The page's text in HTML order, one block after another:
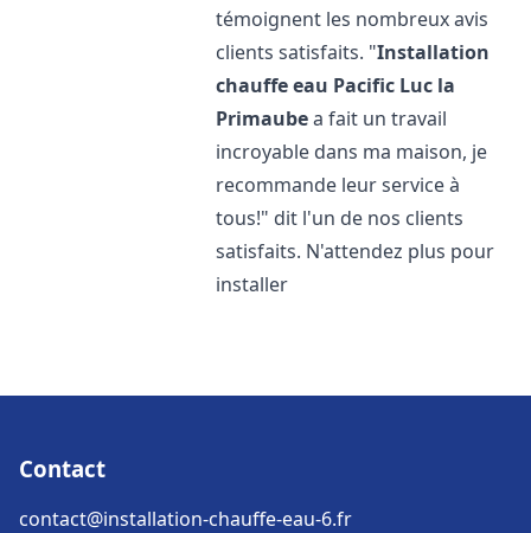
témoignent les nombreux avis
clients satisfaits. "Installation
chauffe eau Pacific Luc la
Primaubea fait un travail
incroyable dans ma maison, je
recommande leur service à
tous!" dit l'un de nos clients
satisfaits. N'attendez plus pour
installer
Contact
contact@installation-chauffe-eau-6.fr